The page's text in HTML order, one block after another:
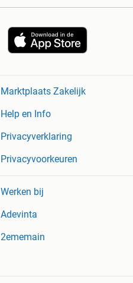
Marktplaats Zakelijk
Help en Info
Privacyverklaring
Privacyvoorkeuren
Werken bij
Adevinta
2ememain